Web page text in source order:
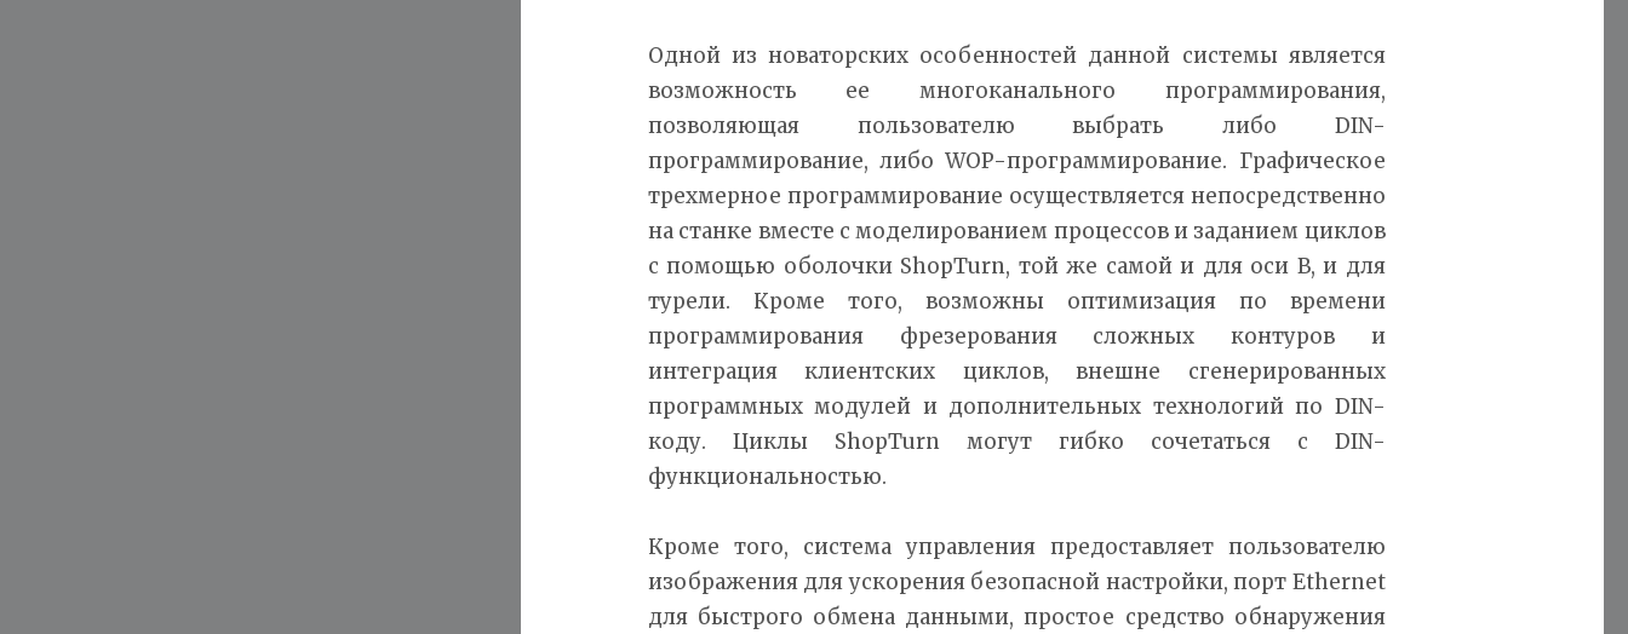
Одной из новаторских особенностей данной системы является
возможность ее многоканального программирования,
позволяющая пользователю выбрать либо DIN-
программирование, либо WOP-программирование. Графическое
трехмерное программирование осуществляется непосредственно
на станке вместе с моделированием процессов и заданием циклов
с помощью оболочки ShopTurn, той же самой и для оси B, и для
турели. Кроме того, возможны оптимизация по времени
программирования фрезерования сложных контуров и
интеграция клиентских циклов, внешне сгенерированных
программных модулей и дополнительных технологий по DIN-
коду. Циклы ShopTurn могут гибко сочетаться с DIN-
функциональностью.
Кроме того, система управления предоставляет пользователю
изображения для ускорения безопасной настройки, порт Ethernet
для быстрого обмена данными, простое средство обнаружения